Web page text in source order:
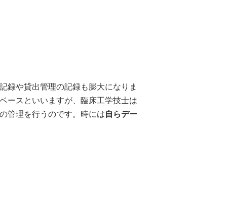
録や貸出管理の記録も膨大になりま
ースといいますが、臨床工学技士は
管理を行うのです。時には自らデー